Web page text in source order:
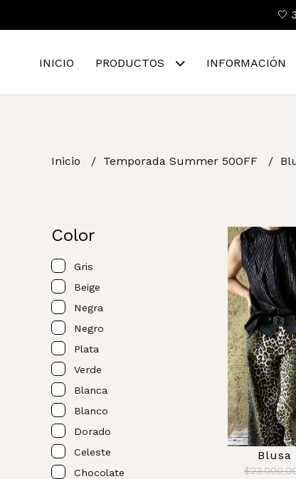
🤍
INICIO PRODUCTOS INFORMACIÓN
Inicio Temporada Summer 50OFF
Color
Gris
Beige
Negra
Negro
Plata
Verde
Blanca
Blanco
Dorado
Celeste
Chocolate
Blusa